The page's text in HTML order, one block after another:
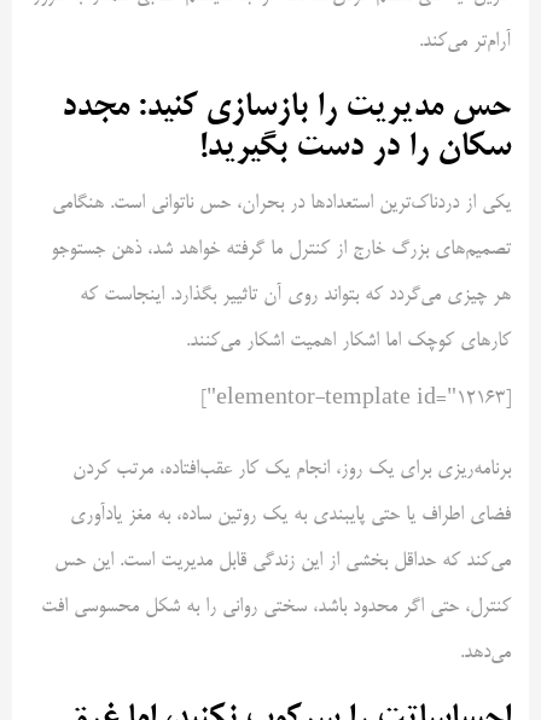
آرام‌تر می‌کند.
حس مدیریت را بازسازی کنید: مجدد
سکان را در دست بگیرید!
یکی از دردناک‌ترین استعداد‌ها در بحران، حس ناتوانی است. هنگامی
تصمیم‌های بزرگ خارج از کنترل ما گرفته خواهد شد، ذهن جستوجو
هر چیزی می‌گردد که بتواند روی آن تاثییر بگذارد. اینجاست که
کارهای کوچک اما اشکار اهمیت اشکار می‌کنند.
برنامه‌ریزی برای یک روز، انجام یک کار عقب‌افتاده، مرتب کردن
فضای اطراف یا حتی پایبندی به یک روتین ساده، به مغز یادآوری
می‌کند که حداقل بخشی از این زندگی قابل مدیریت است. این حس
کنترل، حتی اگر محدود باشد، سختی روانی را به شکل محسوسی افت
می‌دهد.